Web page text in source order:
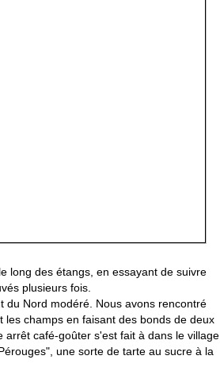
long des étangs, en essayant de suivre
plusieurs fois.
du Nord modéré. Nous avons rencontré
champs en faisant des bonds de deux
café-goûter s'est fait à dans le village
une sorte de tarte au sucre à la